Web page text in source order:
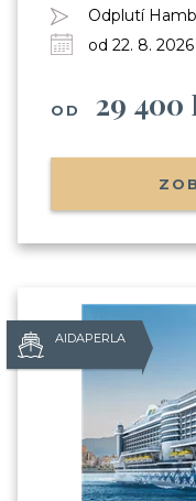
Odplutí
od 22. 8. 2026
OD 29 400
AIDAPERLA